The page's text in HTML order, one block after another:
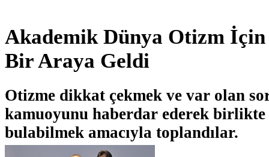
Akademik Dünya Otizm
Bir Araya Geldi
Otizme dikkat çekmek ve var olan
kamuoyunu haberdar ederek birlikte
bulabilmek amacıyla toplandılar.